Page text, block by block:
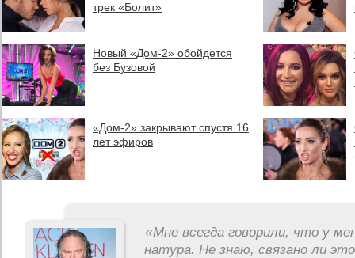
трек «Болит»
Новый «Дом-2» обойдется
без Бузовой
«Дом-2» закрывают спустя 16
лет эфиров
«Мне всегда говорили, что у
натура. Не знаю, связано ли